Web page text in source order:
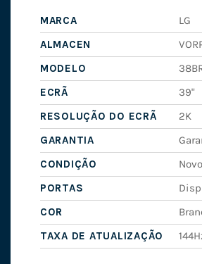
MARCA
LG
ALMACEN
MODELO
ECRÃ
39"
RESOLUÇÃO DO ECRÃ
2K
GARANTIA
CONDIÇÃO
Novo
PORTAS
COR
TAXA DE ATUALIZAÇÃO